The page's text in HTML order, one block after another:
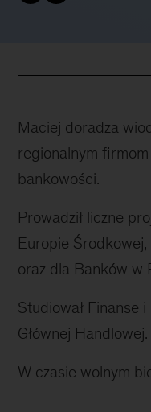
Maciej doradza
regionalnym
bankowości.
Prowadził liczne
Europie
oraz dla Banków w
Studiował Finanse
Głównej Handlowej.
W czasie wolnym